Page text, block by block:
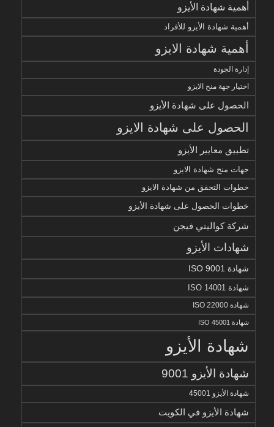
أهمية شهادة الأيزو
أهمية شهادة الأيزو للأفراد
أهمية شهادة الايزو
إدارة الجودة
اختيار جهة منح الايزو
الحصول على شهادة الأيزو
الحصول على شهادة الايزو
تطبيق معايير الأيزو
جهات منح شهادة الايزو
خطوات التحقق من شهادة الايزو
خطوات الحصول على شهادة الأيزو
شركة كواليتي فيجن
شهادات الأيزو
شهادة ISO 9001
شهادة ISO 14001
شهادة ISO 22000
شهادة ISO 45001
شهادة الأيزو
شهادة الأيزو 9001
شهادة الأيزو 45001
شهادة الأيزو في الكويت